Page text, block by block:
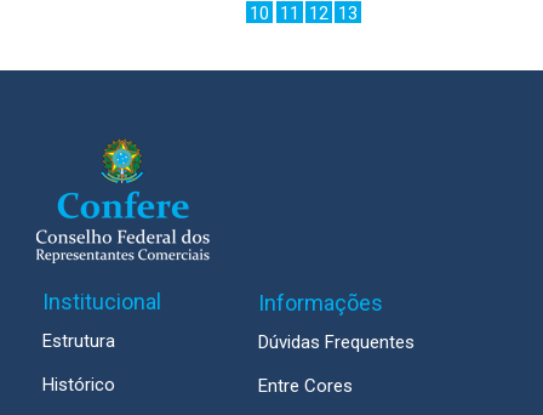
10
11 12 13
Institucional
Estrutura
Histórico
Informações
Dúvidas Frequentes
Entre Cores